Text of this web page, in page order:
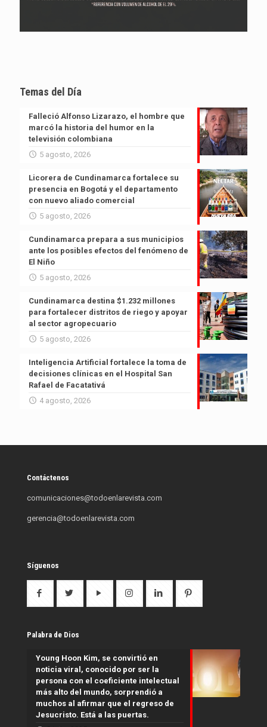
Temas del Día
Falleció Alfonso Lizarazo, el hombre que
marcó la historia del humor en la
televisión colombiana
5 agosto, 2026
Licorera de Cundinamarca fortalece su
presencia en Bogotá y el departamento
con nuevo aliado comercial
5 agosto, 2026
Cundinamarca prepara a sus municipios
ante los posibles efectos del fenómeno de
El Niño
5 agosto, 2026
Cundinamarca destina $1.232 millones
para fortalecer distritos de riego y apoyar
al sector agropecuario
5 agosto, 2026
Inteligencia Artificial fortalece la toma de
decisiones clínicas en el Hospital San
Rafael de Facatativá
4 agosto, 2026
Contáctenos
comunicaciones@todoenlarevista.com
gerencia@todoenlarevista.com
Síguenos
Palabra de Dios
Young Hoon Kim, se convirtió en
noticia viral, conocido por ser la
persona con el coeficiente intelectual
más alto del mundo, sorprendió a
muchos al afirmar que el regreso de
Jesucristo. Está a las puertas.